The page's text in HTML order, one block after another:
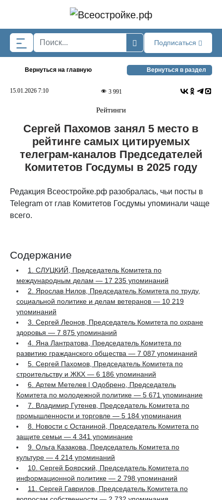
Подписаться
Вернуться на главную Вернуться в раздел
15.01.2026 7:10 3 991
Рейтинги
Сергей Пахомов занял 5 место в
рейтинге самых цитируемых
телеграм-каналов Председателей
Комитетов Госдумы в 2025 году
Редакция Всеостройке.рф разобралась, чьи посты в
Telegram от глав Комитетов Госдумы упоминали чаще
всего.
Содержание
1. СЛУЦКИЙ, Председатель Комитета по
международным делам — 17 235 упоминаний
2. Ярослав Нилов, Председатель Комитета по труду,
социальной политике и делам ветеранов — 10 219
упоминаний
3. Сергей Леонов, Председатель Комитета по охране
здоровья — 7 875 упоминаний
4. Яна Лантратова, Председатель Комитета по
развитию гражданского общества — 7 087 упоминаний
5. Сергей Пахомов, Председатель Комитета по
строительству и ЖКХ — 6 186 упоминаний
6. Артем Метелев | Одобрено, Председатель
Комитета по молодежной политике — 5 671 упоминание
7. Владимир Гутенев, Председатель Комитета по
промышленности и торговле — 5 184 упоминания
8. Новости с Останиной, Председатель Комитета по
защите семьи — 4 341 упоминание
9. Ольга Казакова, Председатель Комитета по
культуре — 4 214 упоминаний
10. Сергей Боярский, Председатель Комитета по
информационной политике — 2 798 упоминаний
11. Сергей Гаврилов, Председатель Комитета по